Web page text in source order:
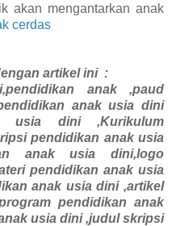
akan mengantarkan anak
cerdas
artikel ini :
anak ,paud
anak usia dini
usia dini ,Kurikulum
pendidikan anak usia
anak usia dini,logo
pendidikan anak usia
anak usia dini ,artikel
pendidikan anak
usia dini ,judul skripsi